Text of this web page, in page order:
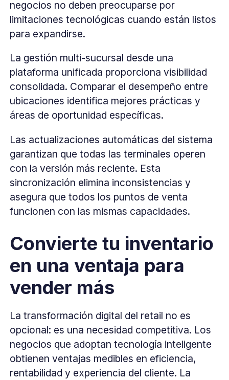
negocios no deben preocuparse por
limitaciones tecnológicas cuando están listos
para expandirse.
La gestión multi-sucursal desde una
plataforma unificada proporciona visibilidad
consolidada. Comparar el desempeño entre
ubicaciones identifica mejores prácticas y
áreas de oportunidad específicas.
Las actualizaciones automáticas del sistema
garantizan que todas las terminales operen
con la versión más reciente. Esta
sincronización elimina inconsistencias y
asegura que todos los puntos de venta
funcionen con las mismas capacidades.
Convierte tu inventario
en una ventaja para
vender más
La transformación digital del retail no es
opcional: es una necesidad competitiva. Los
negocios que adoptan tecnología inteligente
obtienen ventajas medibles en eficiencia,
rentabilidad y experiencia del cliente. La